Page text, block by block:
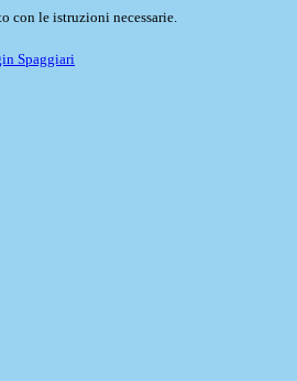
con le istruzioni necessarie.
Spaggiari